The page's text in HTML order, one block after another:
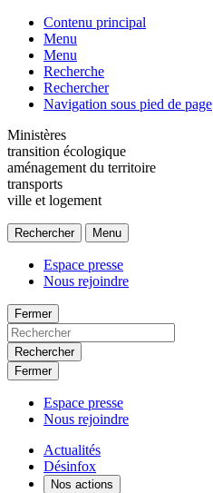
Contenu principal
Menu
Menu
Recherche
Rechercher
Navigation sous pied de page
Ministères
transition écologique
aménagement du territoire
transports
ville et logement
Rechercher Menu
Espace presse
Nous rejoindre
Fermer
Rechercher
Fermer
Espace presse
Nous rejoindre
Actualités
Désinfox
Nos actions